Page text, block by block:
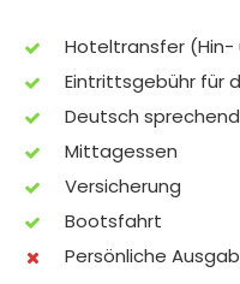
Hoteltransfer (Hin-
Eintrittsgebühr für
Deutsch
Mittagessen
Versicherung
Bootsfahrt
Persönliche